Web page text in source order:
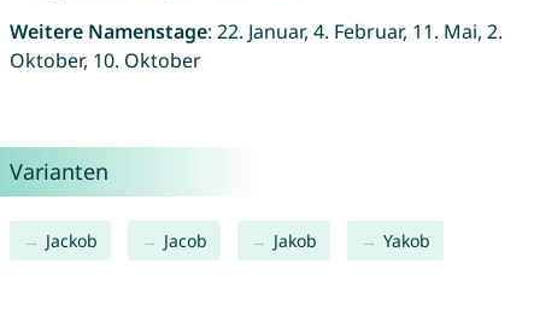
Weitere Namenstage: 22. Januar, 4. Februar, 11. Mai, 2.
Oktober, 10. Oktober
Varianten
Jackob Jacob Jakob Yakob